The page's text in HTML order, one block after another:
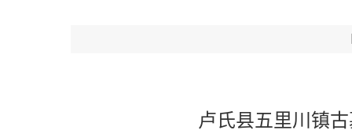
卢氏县五里川镇